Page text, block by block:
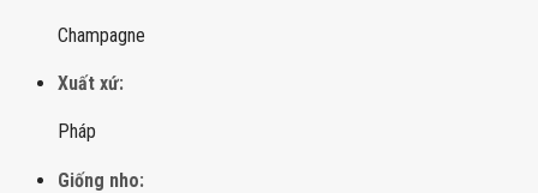
Champagne
Xuất xứ:
Pháp
Giống nho: